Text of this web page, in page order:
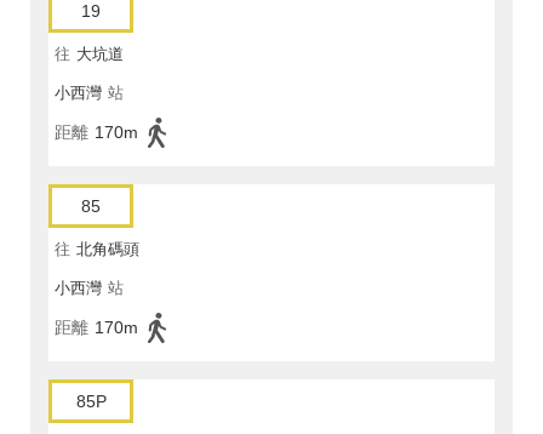
19
往 大坑道
小西灣 站
距離 170m
85
往 北角碼頭
小西灣 站
距離 170m
85P